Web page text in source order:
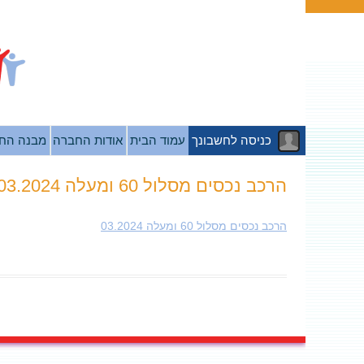
כניסה לחשבונך עמוד הבית אודות החברה מבנה
הרכב נכסים מסלול 60 ומעלה 03.2024
הרכב נכסים מסלול 60 ומעלה 03.2024